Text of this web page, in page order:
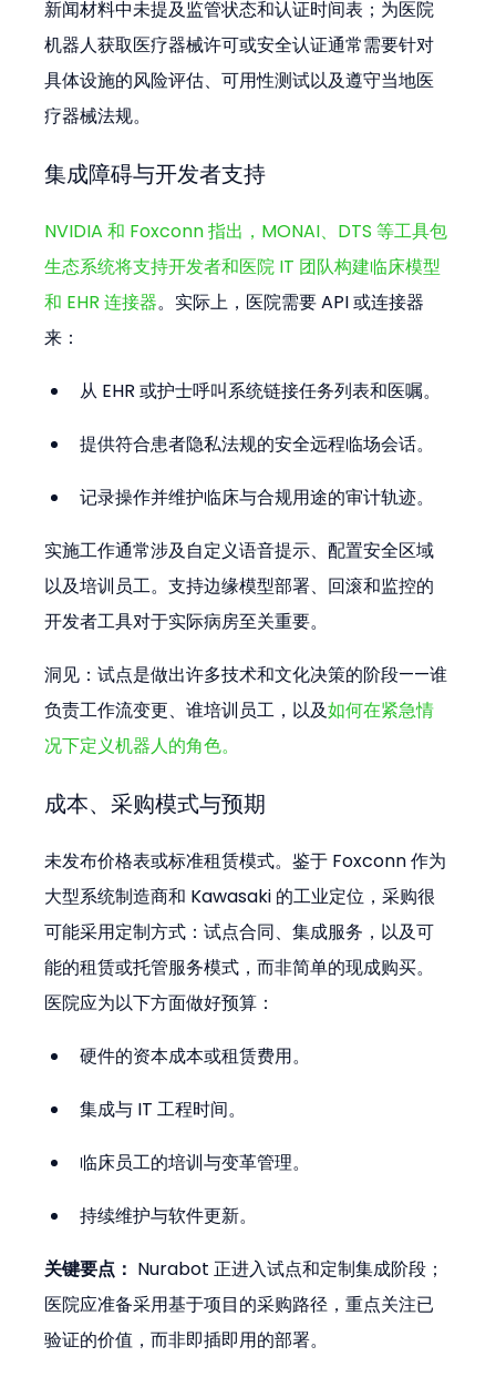
新闻材料中未提及监管状态和认证时间表；为医院
机器人获取医疗器械许可或安全认证通常需要针对
具体设施的风险评估、可用性测试以及遵守当地医
疗器械法规。
集成障碍与开发者支持
NVIDIA 和 Foxconn 指出，MONAI、DTS 等工具包
生态系统将支持开发者和医院 IT 团队构建临床模型
和 EHR 连接器。实际上，医院需要 API 或连接器
来：
从 EHR 或护士呼叫系统链接任务列表和医嘱。
提供符合患者隐私法规的安全远程临场会话。
记录操作并维护临床与合规用途的审计轨迹。
实施工作通常涉及自定义语音提示、配置安全区域
以及培训员工。支持边缘模型部署、回滚和监控的
开发者工具对于实际病房至关重要。
洞见：试点是做出许多技术和文化决策的阶段——谁
负责工作流变更、谁培训员工，以及如何在紧急情
况下定义机器人的角色。
成本、采购模式与预期
未发布价格表或标准租赁模式。鉴于 Foxconn 作为
大型系统制造商和 Kawasaki 的工业定位，采购很
可能采用定制方式：试点合同、集成服务，以及可
能的租赁或托管服务模式，而非简单的现成购买。
医院应为以下方面做好预算：
硬件的资本成本或租赁费用。
集成与 IT 工程时间。
临床员工的培训与变革管理。
持续维护与软件更新。
关键要点： Nurabot 正进入试点和定制集成阶段；
医院应准备采用基于项目的采购路径，重点关注已
验证的价值，而非即插即用的部署。